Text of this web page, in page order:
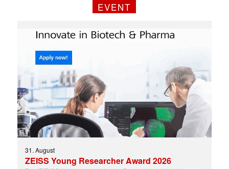
EVENT
31. August
ZEISS Young Researcher Award 2026